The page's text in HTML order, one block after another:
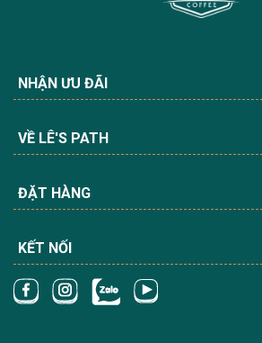
NHẬN ƯU ĐÃI
VỀ LÊ'S PATH
ĐẶT HÀNG
KẾT NỐI